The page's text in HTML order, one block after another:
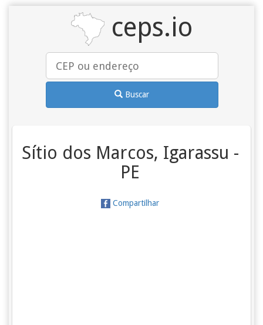
ceps.io
Buscar
Sítio dos Marcos, Igarassu -
PE
Compartilhar